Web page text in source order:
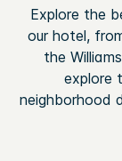
Explore the
our hotel,
the
explore
neighborhood